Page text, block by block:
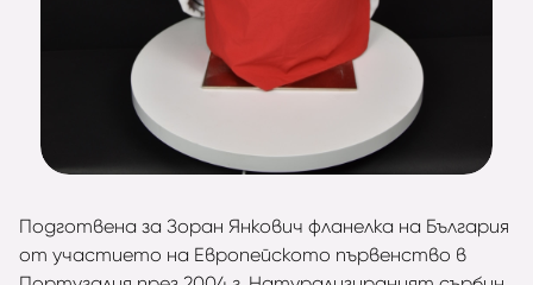
Подготвена за Зоран Янкович фланелка на България
от участието на Европейското първенство в